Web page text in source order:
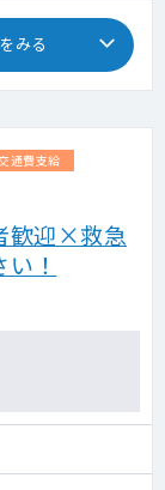
みる
通費支給
歓迎×救急
！